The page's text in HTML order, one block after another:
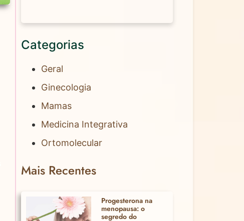
Categorias
Geral
Ginecologia
Mamas
Medicina Integrativa
Ortomolecular
Mais Recentes
Progesterona na
menopausa: o
segredo do